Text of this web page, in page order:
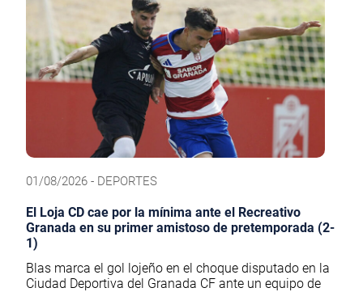
01/08/2026 - DEPORTES
El Loja CD cae por la mínima ante el Recreativo
Granada en su primer amistoso de pretemporada (2-
1)
Blas marca el gol lojeño en el choque disputado en la
Ciudad Deportiva del Granada CF ante un equipo de